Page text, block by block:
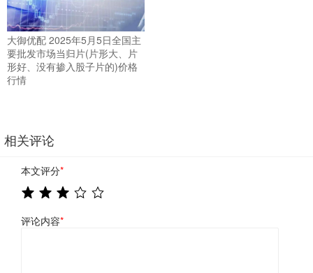
大御优配 2025年5月5日全国主
要批发市场当归片(片形大、片
形好、没有掺入股子片的)价格
行情
相关评论
本文评分*
评论内容*